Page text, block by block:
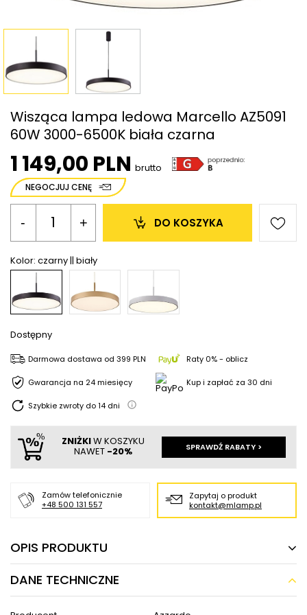
Wisząca lampa ledowa Marcello AZ5091
60W 3000-6500K biała czarna
1 149,00 PLN brutto
NEGOCJUJ CENĘ
Kolor: czarny || biały
- + DO KOSZYKA
Dostępny
Darmowa dostawa od 399 PLN Raty 0% - oblicz
Gwarancja na 24 miesięcy Kup i zapłać za 30 dni
Szybkie zwroty do14 dni
ZNIŻKIW KOSZYKU
NAWET -20% SPRAWDŹ RABATY >
Zamów telefonicznie
+48 500 131 557
Zapytaj o produkt
kontakt@mlamp.pl
OPIS PRODUKTU
Wisząca lampa ledowa Marcello AZ5091 60W
3000-6500K biała czarna
DANE TECHNICZNE